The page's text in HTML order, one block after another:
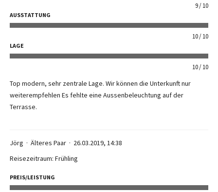
9 10
AUSSTATTUNG
10 10
LAGE
10 10
Top modern, sehr zentrale Lage. Wir können die Unterkunft nur
weiterempfehlen Es fehlte eine Aussenbeleuchtung auf der
Terrasse.
Jörg Älteres Paar
26.03.2019, 14:38
Reisezeitraum: Frühling
PREIS/LEISTUNG